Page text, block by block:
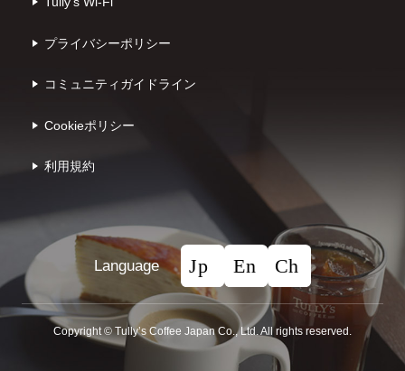
プライバシーポリシー
コミュニティガイドライン
Cookieポリシー
利⽤規約
Language
Copyright © Tullyʼs Coffee Japan Co., Ltd. All rights reserved.